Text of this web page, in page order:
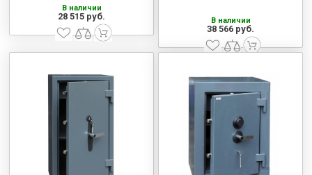
В наличии
28 515 руб. В наличии
38 566 руб.